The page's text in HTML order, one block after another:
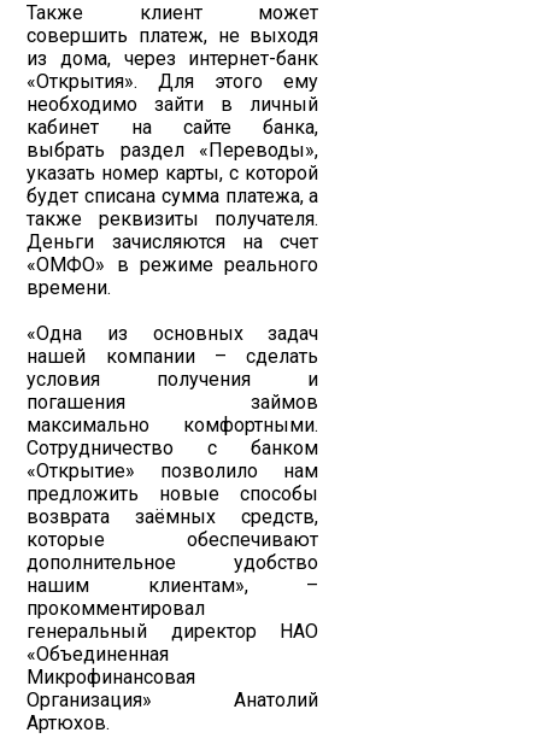
Также клиент может
совершить платеж, не выходя
из дома, через интернет-банк
«Открытия». Для этого ему
необходимо зайти в личный
кабинет на сайте банка,
выбрать раздел «Переводы»,
указать номер карты, с которой
будет списана сумма платежа, а
также реквизиты получателя.
Деньги зачисляются на счет
«ОМФО» в режиме реального
времени.
«Одна из основных задач
нашей компании – сделать
условия получения и
погашения займов
максимально комфортными.
Сотрудничество с банком
«Открытие» позволило нам
предложить новые способы
возврата заёмных средств,
которые обеспечивают
дополнительное удобство
нашим клиентам», –
прокомментировал
генеральный директор НАО
«Объединенная
Микрофинансовая
Организация» Анатолий
Артюхов.